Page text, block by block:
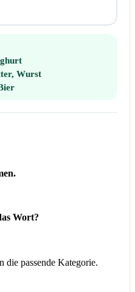
Wurst
Wort?
die passende Kategorie.